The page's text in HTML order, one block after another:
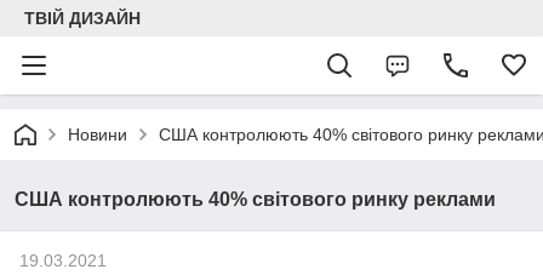
ТВІЙ ДИЗАЙН
Новини США контролюють 40% світового ринку
США контролюють 40% світового ринку реклами
19.03.2021